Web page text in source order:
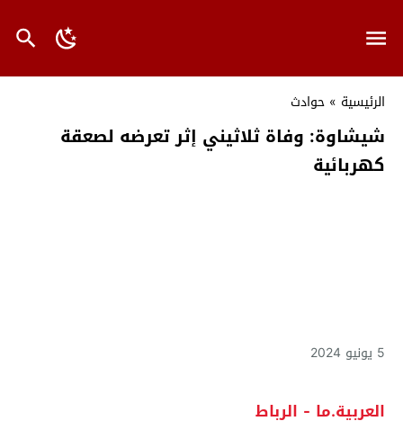
الرئيسية » حوادث
شيشاوة: وفاة ثلاثيني إثر تعرضه لصعقة
كهربائية
5 يونيو 2024
العربية.ما - الرباط